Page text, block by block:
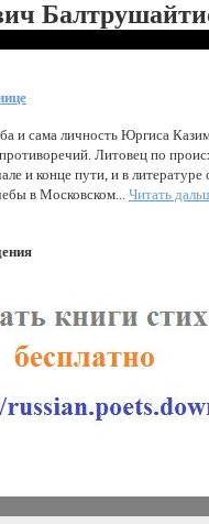
и сама личность Юргиса
Литовец по
и конце пути, и в литературе
в Московском... Читать